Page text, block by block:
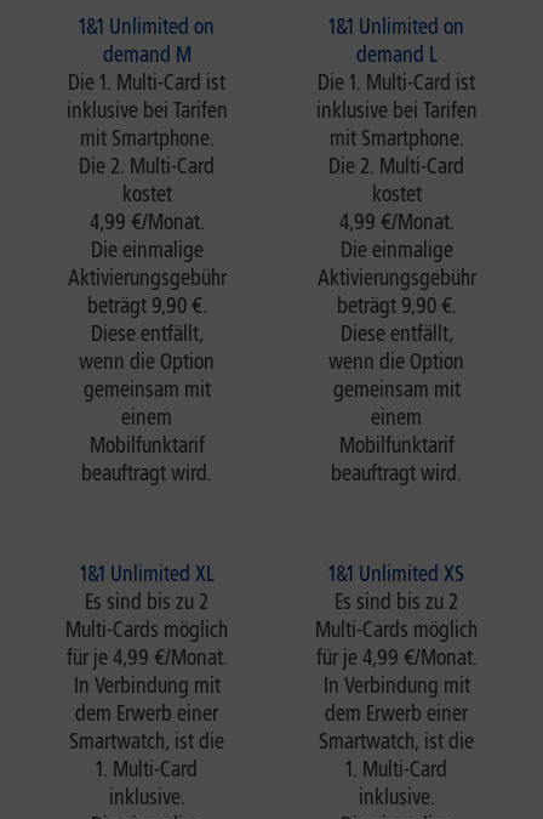
1&1 Unlimited on
demand M
Die 1. Multi-Card ist
inklusive bei Tarifen
mit Smartphone.
Die 2. Multi-Card
kostet
4,99 €/Monat.
Die einmalige
Aktivierungsgebühr
beträgt 9,90 €.
Diese entfällt,
wenn die Option
gemeinsam mit
einem
Mobilfunktarif
beauftragt wird.
1&1 Unlimited on
demand L
Die 1. Multi-Card ist
inklusive bei Tarifen
mit Smartphone.
Die 2. Multi-Card
kostet
4,99 €/Monat.
Die einmalige
Aktivierungsgebühr
beträgt 9,90 €.
Diese entfällt,
wenn die Option
gemeinsam mit
einem
Mobilfunktarif
beauftragt wird.
1&1 Unlimited XL
Es sind bis zu 2
Multi-Cards möglich
für je 4,99 €/Monat.
In Verbindung mit
dem Erwerb einer
Smartwatch, ist die
1. Multi-Card
inklusive.
1&1 Unlimited XS
Es sind bis zu 2
Multi-Cards möglich
für je 4,99 €/Monat.
In Verbindung mit
dem Erwerb einer
Smartwatch, ist die
1. Multi-Card
inklusive.